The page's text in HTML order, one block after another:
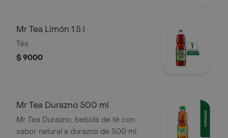
Mr Tea Limón 1.5 l
Tés.
$ 9000
Mr Tea Durazno 500 ml
Mr Tea Durazno, bebida de té con
sabor natural a durazno de 500 ml.